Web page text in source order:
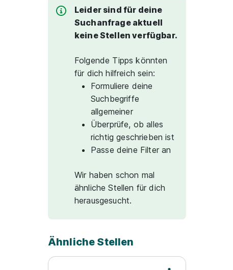
Leider sind für deine
Suchanfrage aktuell
keine Stellen verfügbar.
Folgende Tipps könnten
für dich hilfreich sein:
Formuliere deine
Suchbegriffe
allgemeiner
Überprüfe, ob alles
richtig geschrieben ist
Passe deine Filter an
Wir haben schon mal
ähnliche Stellen für dich
herausgesucht.
Ähnliche Stellen